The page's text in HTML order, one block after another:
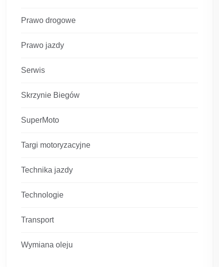
Prawo drogowe
Prawo jazdy
Serwis
Skrzynie Biegów
SuperMoto
Targi motoryzacyjne
Technika jazdy
Technologie
Transport
Wymiana oleju